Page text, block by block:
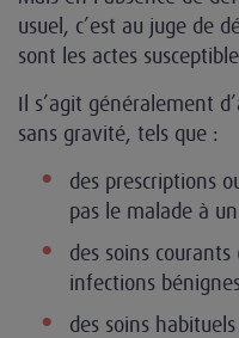
usuel, c’est au juge de
sont les actes
Il s’agit généralement
sans gravité, tels que :
des prescriptions
pas le malade à
des soins
infections
des soins